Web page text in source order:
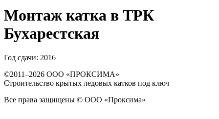
Монтаж катка в ТРК
Бухарестская
Год сдачи: 2016
©2011–2026 ООО «ПРОКСИМА»
Строительство крытых ледовых катков под ключ
Все права защищены © ООО «Проксима»